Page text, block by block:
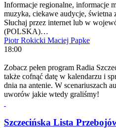
Informacje regionalne, informacje
muzyka, ciekawe audycje, świetna
Słuchaj przez internet lub w
(POLSKA)…
Piotr Rokicki Maciej Papke
18:00
Zobacz pełen program Radia
także cofnąć datę w kalendarzu i
dnia na antenie. W scenariuszach
uworów jakie wtedy graliśmy!
Szczecińska Lista